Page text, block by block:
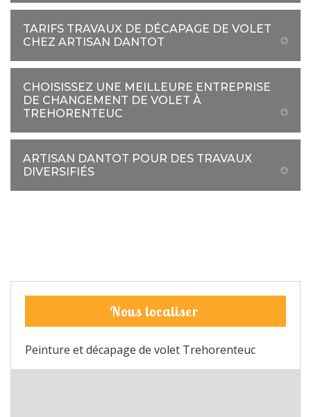
TARIFS TRAVAUX DE DÉCAPAGE DE VOLET
CHEZ ARTISAN DANTOT
CHOISISSEZ UNE MEILLEURE ENTREPRISE
DE CHANGEMENT DE VOLET À
TREHORENTEUC
ARTISAN DANTOT POUR DES TRAVAUX
DIVERSIFIÉS
Nous localiser
Peinture et décapage de volet Trehorenteuc